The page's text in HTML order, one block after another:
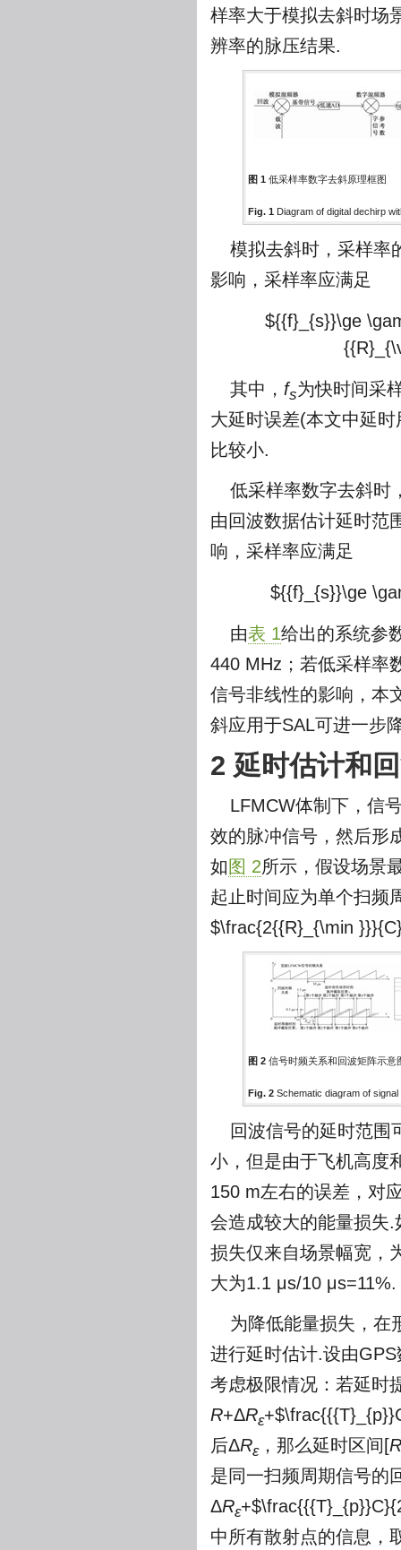
样率大于模拟去斜时场
辨率的脉压结果.
图 1 低采样率数字去斜原理框图
Fig. 1 Diagram of digital dechirp
模拟去斜时，采样率
影响，采样率应满足
${{f}_{s}}\ge
其中， fs为快时间采
大延时误差(本文中延
比较小.
低采样率数字去斜时
由回波数据估计延时范
响，采样率应满足
${{f}_{s}}\ge
由表 1给出的系统参
440 MHz；若低采样率
信号非线性的影响，本
斜应用于SAL可进一步
2 延时估计和
LFMCW体制下，信
效的脉冲信号，然后形
如 图 2所示，假设场景
起止时间应为单个扫频
$\frac{2{{R}_{\min
图 2 信号时频关系和回波矩阵示意
Fig. 2 Schematic diagram of
回波信号的延时范围
小，但是由于飞机高度
150 m左右的误差，对
会造成较大的能量损失.
损失仅来自场景幅宽，
大为1.1 μs/10 μs=11%.
为降低能量损失，在
进行延时估计.设由
考虑极限情况：若延时
R+ΔRε+
后ΔRε，那么延时区间[R
是同一扫频周期信号的
ΔRε+
中所有散射点的信息，